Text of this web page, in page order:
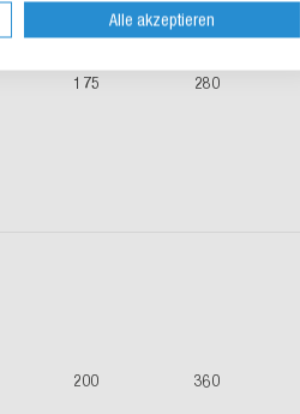
175 280
200 360
Alle akzeptieren